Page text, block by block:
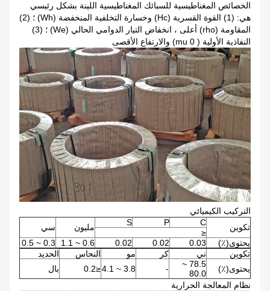
الخصائص المغناطيسية للسبائك المغناطيسية اللينة بشكل رئيسي
هي: (1) القوة القسرية (Hc) وخسارة التخلفية المنخفضة (Wh) ؛ (2)
المقاومة (rho) أعلى ، انخفاض التيار الدوامي الحالي (We) ؛ (3)
النفاذية الأولية ( mu 0) والارتفاع الأقصى
التركيب الكيميائي
تكوين
C
P
S مليون سي
≤
يحتوى(٪)
0.03
0.02
0.02
0.6 ~ 1.1
0.3 ~ 0.5
تكوين
ني كر مو النحاس
الحديد
يحتوى(٪)
78.5 ~
80.0
-
3.8 ~ 4.1
≤0.2
بال
نظام المعالجة الحرارية